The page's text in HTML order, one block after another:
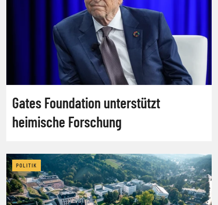
Gates Foundation unterstützt
heimische Forschung
POLITIK